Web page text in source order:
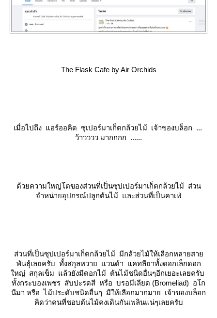
The Flask Cafe by Air Orchids
เมื่อไปถึง อร์ออคิด ซุเปอร์มาเก็ตกล้วยไม้ เจ้าของบล็อก ...
ว้าวววว มากกกก ......
ด้วยความใหญ่โตของส่วนที่เป็นซุปเปอร์มาเก็ตกล้วยไม้ ส่วน
จำหน่ายอุปกรณ์ปลูกต้นไม้ และส่วนที่เป็นคาเฟ่
ส่วนที่เป็นซุปเปอร์มาเก็ตกล้วยไม้ มีกล้วยไม้ให้เลือกหลายสา
พันธุ์เลยครับ ทั้งสกุลหวาย แวนด้า แคทลียาทั้งดอกเล็กดอก
หญ่ สกุลเข็ม แล้วยังมีดอกไม้ ต้นไม้ชนิดอื่นๆอีกเยอะเลยครับ
ทั้งกระบองเพชร สับปะรดสี หรือ บรอมีเลียด (Bromeliad) อโก
นีมา หรือ ไม้ประดับชนิดอื่นๆ มีให้เลือกมากมาย เจ้าของบล็อก
คิดว่าคนที่ชอบต้นไม้คงเดินกันเพลินแน่ๆเลยครับ